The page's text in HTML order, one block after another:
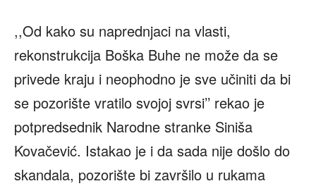
,,Od kako su naprednjaci na vlasti,
rekonstrukcija Boška Buhe ne može da se
privede kraju i neophodno je sve učiniti da bi
se pozorište vratilo svojoj svrsi’’ rekao je
potpredsednik Narodne stranke Siniša
Kovačević. Istakao je i da sada nije došlo do
skandala, pozorište bi završilo u rukama